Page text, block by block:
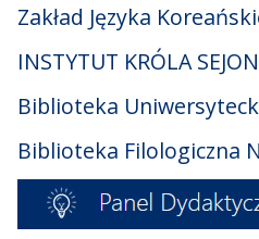
Zakład Języka
INSTYTUT KRÓLA
Biblioteka
Biblioteka Filologiczna